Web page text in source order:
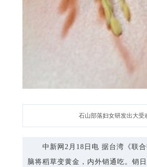
石山部落妇女研发出大
中新网2月18日电 据台湾《联合
脑将稻草变黄金，内外销通吃。销日